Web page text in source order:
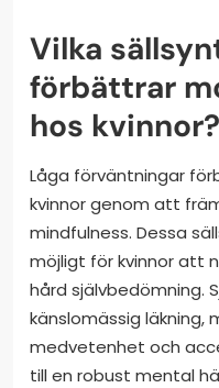
Vilka
förbättrar
hos kvinnor?
Låga förväntningar
kvinnor genom att
mindfulness. Dessa
möjligt för kvinnor att
hård självbedömning.
känslomässig läkning,
medvetenhet och
till en robust mental